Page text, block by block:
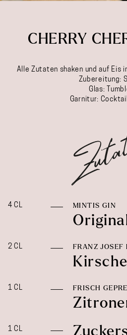
CHERRY
Alle Zutaten shaken und auf Eis
Zubereitung:
Glas:
Garnitur:
4 CL MINTIS GIN
2 CL FRANZ JOSEF
Kirsche
1 CL FRISCH
1 CL